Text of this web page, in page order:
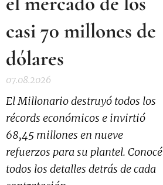
casi 70 millones de
dólares
07.08.2026
El Millonario destruyó todos los
récords económicos e invirtió
68,45 millones en nueve
refuerzos para su plantel. Conocé
todos los detalles detrás de cada